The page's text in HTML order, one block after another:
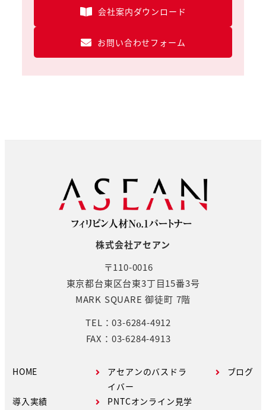
会社案内ダウンロード
お問い合わせフォーム
株式会社アセアン
〒110-0016
東京都台東区台東3丁目15番3号
MARK SQUARE 御徒町 7階
TEL：03-6284-4912
FAX：03-6284-4913
HOME
導入実績
アセアンのバスドラ
イバー
PNTCオンライン見学
ブログ